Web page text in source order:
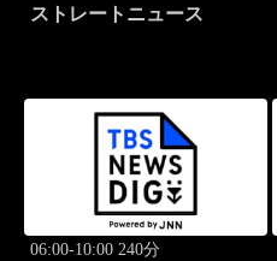
ストレートニュース
06:00-10:00 240分